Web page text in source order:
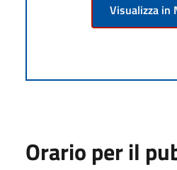
Visualizza in
Orario per il